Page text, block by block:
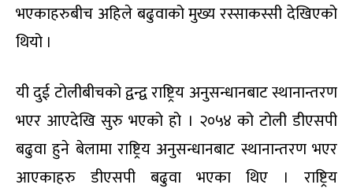
भएकाहरुबीच अहिले बढुवाको मुख्य रस्साकस्सी देखिएको
थियो ।
यी दुई टोलीबीचको द्वन्द्व राष्ट्रिय अनुसन्धानबाट स्थानान्तरण
भएर आएदेखि सुरु भएको हो । २०५४ को टोली डीएसपी
बढुवा हुने बेलामा राष्ट्रिय अनुसन्धानबाट स्थानान्तरण भएर
आएकाहरु डीएसपी बढुवा भएका थिए । राष्ट्रिय